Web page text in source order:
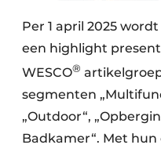
Per 1 april 2025
een highlight
WESCO®
segmenten
„Outdoor“,
Badkamer“. Met